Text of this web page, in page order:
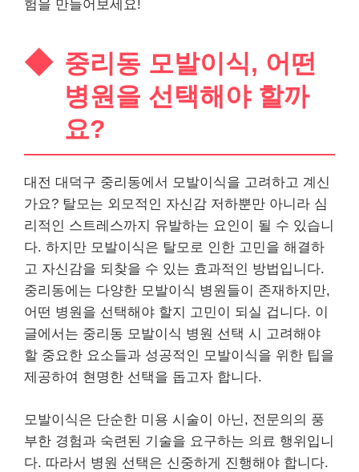
험을 만들어보세요!
중리동 모발이식, 어떤
병원을 선택해야 할까
요?
대전 대덕구 중리동에서 모발이식을 고려하고 계신
가요? 탈모는 외모적인 자신감 저하뿐만 아니라 심
리적인 스트레스까지 유발하는 요인이 될 수 있습니
다. 하지만 모발이식은 탈모로 인한 고민을 해결하
고 자신감을 되찾을 수 있는 효과적인 방법입니다.
중리동에는 다양한 모발이식 병원들이 존재하지만,
어떤 병원을 선택해야 할지 고민이 되실 겁니다. 이
글에서는 중리동 모발이식 병원 선택 시 고려해야
할 중요한 요소들과 성공적인 모발이식을 위한 팁을
제공하여 현명한 선택을 돕고자 합니다.
모발이식은 단순한 미용 시술이 아닌, 전문의의 풍
부한 경험과 숙련된 기술을 요구하는 의료 행위입니
다. 따라서 병원 선택은 신중하게 진행해야 합니다.